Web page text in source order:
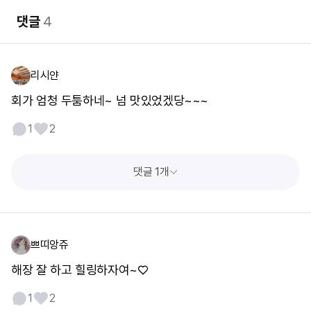
댓글4
리시얀
회가 엄청 두툼하네~ 넘 맛있었겠당~~~
1 2
댓글 1개
쁘띠앙쥬
해장 잘 하고 힐링하자여~♡
1 2